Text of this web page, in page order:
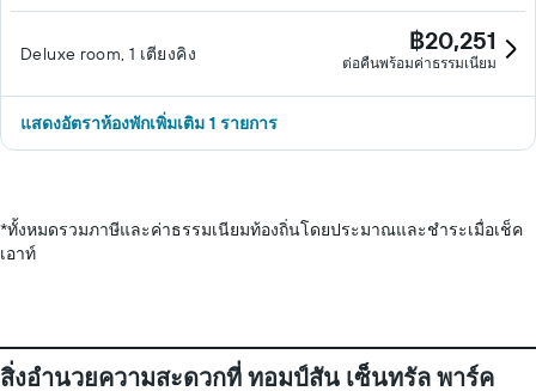
Deluxe room, 1 เตียงคิง ฿20,251
ต่อคืนพร้อมค่าธรรมเนียม
แสดงอัตราห้องพักเพิ่มเติม 1 รายการ
*ทั้งหมดรวมภาษีและค่าธรรมเนียมท้องถิ่นโดยประมาณและชำระเมื่อเช็ค
เอาท์
สิ่งอำนวยความสะดวกที่ ทอมป์สัน เซ็นทรัล พาร์ค